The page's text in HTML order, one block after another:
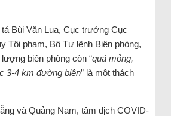
Bùi Văn Lua, Cục trưởng Cục
Tội phạm, Bộ Tư lệnh Biên phòng,
biên phòng còn “quá mỏng,
3-4 km đường biên” là một thách
và Quảng Nam, tâm dịch COVID-